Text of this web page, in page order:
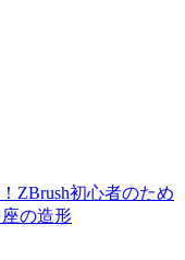
ZBrush初心者のため
の造形